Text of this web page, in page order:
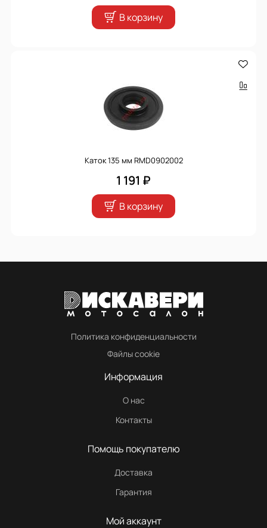
В корзину
Каток 135 мм RMD0902002
1 191 ₽
В корзину
Политика конфиденциальности
Файлы cookie
Информация
О нас
Контакты
Помощь покупателю
Доставка
Гарантия
Мой аккаунт